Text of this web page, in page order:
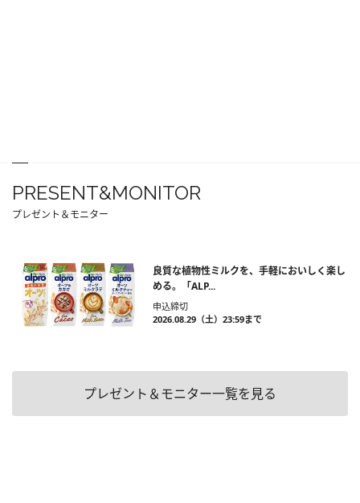
PRESENT&MONITOR
プレゼント＆モニター
良質な植物性ミルクを、手軽においしく楽し
める。「ALP...
申込締切
2026.08.29（土）23:59まで
プレゼント＆モニター一覧を見る